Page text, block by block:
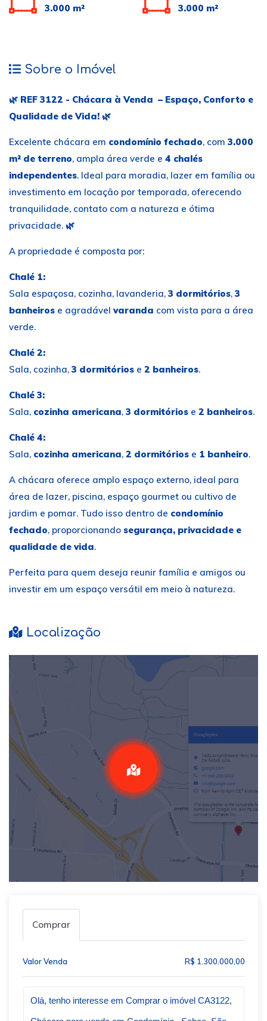
3.000 m² 3.000 m²
Sobre o Imóvel
🌿 REF 3122 - Chácara à Venda – Espaço, Conforto e
Qualidade de Vida! 🌿
Excelente chácara em condomínio fechado, com 3.000
m² de terreno, ampla área verde e 4 chalés
independentes. Ideal para moradia, lazer em família ou
investimento em locação por temporada, oferecendo
tranquilidade, contato com a natureza e ótima
privacidade. 🌿
A propriedade é composta por:
Chalé 1:
Sala espaçosa, cozinha, lavanderia, 3 dormitórios, 3
banheiros e agradávelvaranda com vista para a área
verde.
Chalé 2:
Sala, cozinha, 3 dormitórios e 2 banheiros.
Chalé 3:
Sala, cozinha americana, 3 dormitórios e 2 banheiros.
Chalé 4:
Sala, cozinha americana, 2 dormitórios e 1 banheiro.
A chácara oferece amplo espaço externo, ideal para
área de lazer, piscina, espaço gourmet ou cultivo de
jardim e pomar. Tudo isso dentro de condomínio
fechado, proporcionando segurança, privacidade e
qualidade de vida.
Perfeita para quem deseja reunir família e amigos ou
investir em um espaço versátil em meio à natureza.
Localização
Comprar
Valor Venda R$ 1.300.000,00